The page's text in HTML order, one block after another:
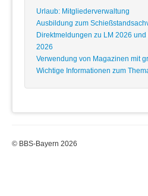
Urlaub: Mitgliederverwaltung
Ausbildung zum
Direktmeldungen zu LM 2026
2026
Verwendung von Magazinen mit
Wichtige Informationen zum
© BBS-Bayern 2026